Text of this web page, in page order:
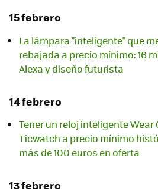
15 febrero
La lámpara "inteligente" que
rebajada a precio mínimo: 16
Alexa y diseño futurista
14 febrero
Tener un reloj inteligente Wear
Ticwatch a precio mínimo
más de 100 euros en oferta
13 febrero